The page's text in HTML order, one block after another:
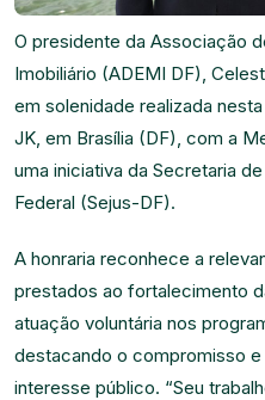
O presidente da Associação
Imobiliário (ADEMI DF),
em solenidade realizada
JK, em Brasília (DF), com a
uma iniciativa da Secretaria
Federal (Sejus-DF).
A honraria reconhece a
prestados ao fortalecimento
atuação voluntária nos
destacando o compromisso
interesse público. “Seu